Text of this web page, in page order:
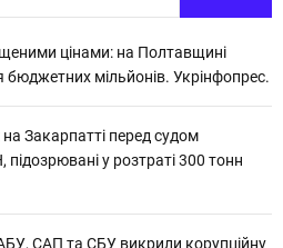
цінами: на Полтавщині
мільйонів. Укрінфопрес.
Закарпатті перед судом
у розтраті 300 тонн
САП та СБУ викрили корупційну